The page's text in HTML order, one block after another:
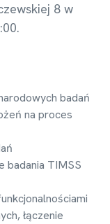
8 w
badań
na proces
badania TIMSS
łączenie